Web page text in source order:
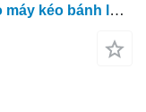
Bộ lọc thuỷ lực RE273801 dành cho máy kéo bánh lốp John Deere